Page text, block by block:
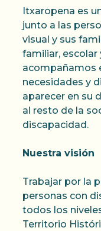
Itxaropena es
junto a las
visual y sus
familiar, escolar
acompañamos
necesidades y
aparecer en su
al resto de la
discapacidad.
Nuestra visión
Trabajar por la
personas con
todos los
Territorio